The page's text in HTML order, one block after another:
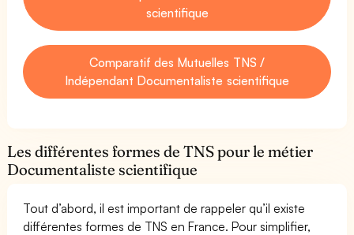
scientifique
Comparatif des Mutuelles TNS /
Indépendant Documentaliste scientifique
Les différentes formes de TNS pour le métier
Documentaliste scientifique
Tout d’abord, il est important de rappeler qu’il existe
différentes formes de TNS en France. Pour simplifier,